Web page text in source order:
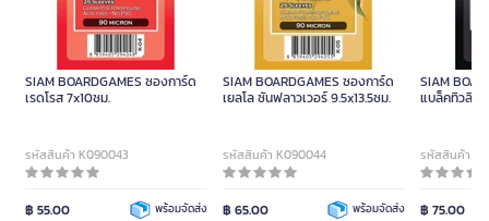
SIAM BOARDGAMES ซองการ์ด
เรดโรส 7x10ซม.
รหัสสินค้า K090043
฿ 55.00 พร้อมจัดส่ง
SIAM BOARDGAMES ซองการ์ด
เยลโล ซันฟลาวเวอร์ 9.5x13.5ซม.
รหัสสินค้า K090044
฿ 65.00 พร้อมจัดส่ง
SIAM
แบล็คทิวลิป
รหัสสินค้า
฿ 75.00